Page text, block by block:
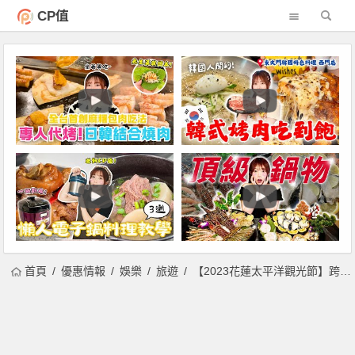
CP值
首頁 優惠情報 娛樂 旅遊 【2023花蓮太平洋觀光節】跨年演唱會/晚會煙火/現場直播及交通資訊一次看